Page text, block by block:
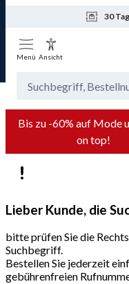
30
Menü Ansicht
Bis zu -60% auf Mode
on top!
Lieber Kunde, die
bitte prüfen Sie die
Suchbegriff.
Bestellen Sie jederzeit
gebührenfreien